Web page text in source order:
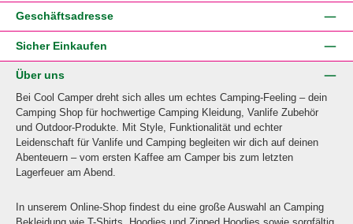
Geschäftsadresse
Sicher Einkaufen
Über uns
Bei Cool Camper dreht sich alles um echtes Camping-Feeling – dein
Camping Shop für hochwertige Camping Kleidung, Vanlife Zubehör
und Outdoor-Produkte. Mit Style, Funktionalität und echter
Leidenschaft für Vanlife und Camping begleiten wir dich auf deinen
Abenteuern – vom ersten Kaffee am Camper bis zum letzten
Lagerfeuer am Abend.
In unserem Online-Shop findest du eine große Auswahl an Camping